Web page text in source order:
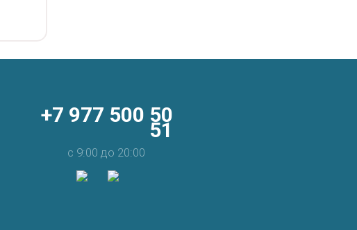
+7 977 500 50
51
с 9:00 до 20:00